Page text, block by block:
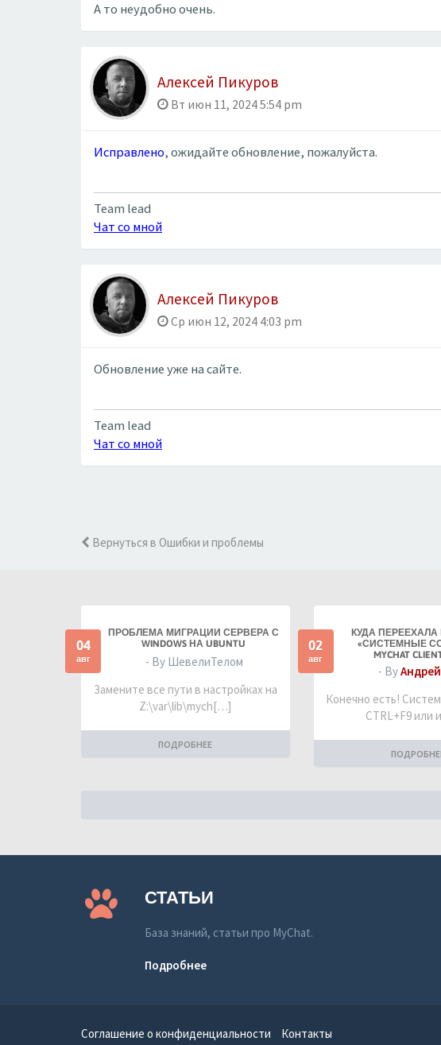
А то неудобно очень.
Алексей Пикуров
Вт июн 11, 2024 5:54 pm
Исправлено, ожидайте обновление, пожалуйста.
Team lead
Чат со мной
Алексей Пикуров
Ср июн 12, 2024 4:03 pm
Обновление уже на сайте.
Team lead
Чат со мной
Вернуться в Ошибки и проблемы
04
авг
ПРОБЛЕМА МИГРАЦИИ СЕРВЕРА С
WINDOWS НА UBUNTU
- By ШевелиТелом
Замените все пути в настройках на
Z:\var\lib\mych[…]
ПОДРОБНЕЕ
02
авг
КУДА
«СИСТЕМНЫЕ
MYCHAT
- By
Конечно есть!
CTRL+F9
СТАТЬИ
База знаний, статьи про MyChat.
Подробнее
Соглашение о конфиденциальности Контакты